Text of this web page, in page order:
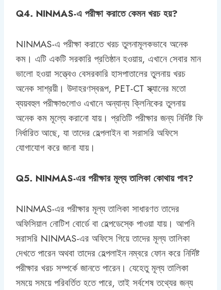
Q4. NINMAS-এ পরীক্ষা করাতে কেমন খরচ হয়?
NINMAS-এ পরীক্ষা করাতে খরচ তুলনামূলকভাবে অনেক
কম। এটি একটি সরকারি প্রতিষ্ঠান হওয়ায়, এখানে সেবার মান
ভালো হওয়া সত্ত্বেও বেসরকারি হাসপাতালের তুলনায় খরচ
অনেক সাশ্রয়ী। উদাহরণস্বরূপ, PET-CT স্ক্যানের মতো
ব্যয়বহুল পরীক্ষাগুলোও এখানে অন্যান্য ক্লিনিকের তুলনায়
অনেক কম মূল্যে করানো যায়। প্রতিটি পরীক্ষার জন্য নির্দিষ্ট ফি
নির্ধারিত আছে, যা তাদের হেল্পলাইন বা সরাসরি অফিসে
যোগাযোগ করে জানা যায়।
Q5. NINMAS-এর পরীক্ষার মূল্য তালিকা কোথায় পাব?
NINMAS-এর পরীক্ষার মূল্য তালিকা সাধারণত তাদের
অফিসিয়াল নোটিশ বোর্ডে বা হেল্পডেস্কে পাওয়া যায়। আপনি
সরাসরি NINMAS-এর অফিসে গিয়ে তাদের মূল্য তালিকা
দেখতে পারেন অথবা তাদের হেল্পলাইন নম্বরে ফোন করে নির্দিষ্ট
পরীক্ষার খরচ সম্পর্কে জানতে পারেন। যেহেতু মূল্য তালিকা
সময়ে সময়ে পরিবর্তিত হতে পারে, তাই সর্বশেষ তথ্যের জন্য